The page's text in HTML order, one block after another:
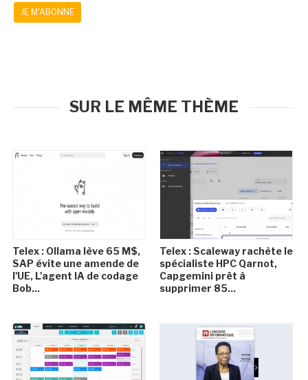
JE M'ABONNE
SUR LE MÊME THÈME
Telex : Ollama lève 65 M$,
SAP évite une amende de
l'UE, L'agent IA de codage
Bob...
Telex : Scaleway rachète le
spécialiste HPC Qarnot,
Capgemini prêt à
supprimer 85...